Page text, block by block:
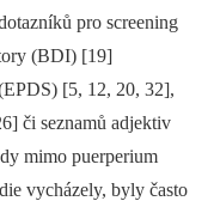
pro screening
(BDI) [19]
[5, 12, 20, 32],
či seznamů adjektiv
mimo puerperium
vycházely, byly často